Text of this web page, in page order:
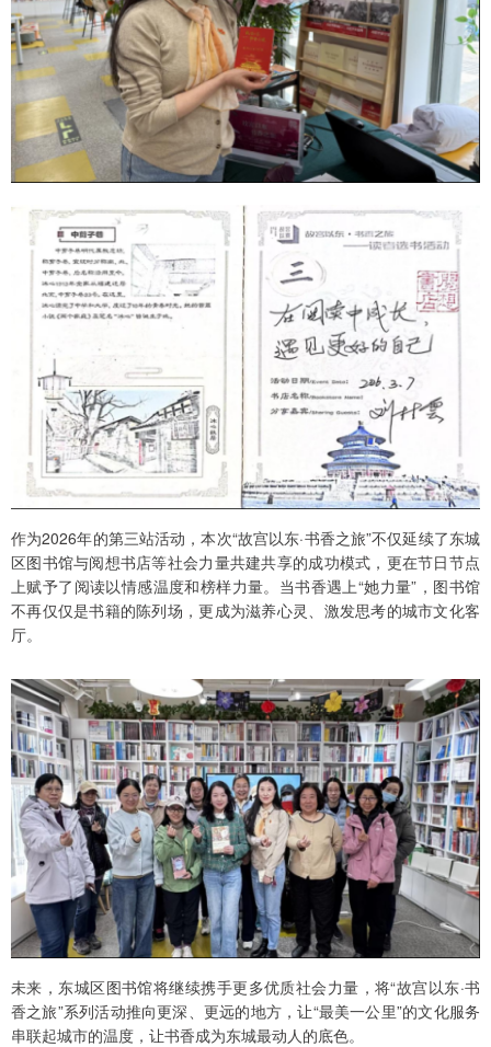
作为2026年的第三站活动，本次“故宫以东·书香之旅”不仅延续了东城
区图书馆与阅想书店等社会力量共建共享的成功模式，更在节日节点
上赋予了阅读以情感温度和榜样力量。当书香遇上“她力量”，图书馆
不再仅仅是书籍的陈列场，更成为滋养心灵、激发思考的城市文化客
厅。
未来，东城区图书馆将继续携手更多优质社会力量，将“故宫以东·书
香之旅”系列活动推向更深、更远的地方，让“最美一公里”的文化服务
串联起城市的温度，让书香成为东城最动人的底色。